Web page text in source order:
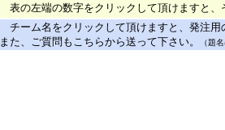
表の左端の数字をクリックして頂けますと
チーム名をクリックして頂けますと、発注
また、ご質問もこちらから送って下さい。
（題